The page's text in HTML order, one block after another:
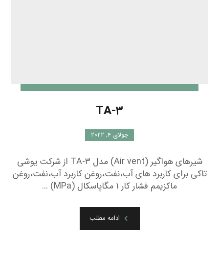
TA-۳
جولای ۴, ۲۰۲۲
شیرهای هواگیر (Air vent) مدل TA-۳ از شرکت یوشی
تاکی برای کاربرد های آب،نفت،روغن کاربرد آب،نفت،روغن
ماکزیمم فشار کار ۱ مگاپاسکال (MPa) ...
ادامه مطلب